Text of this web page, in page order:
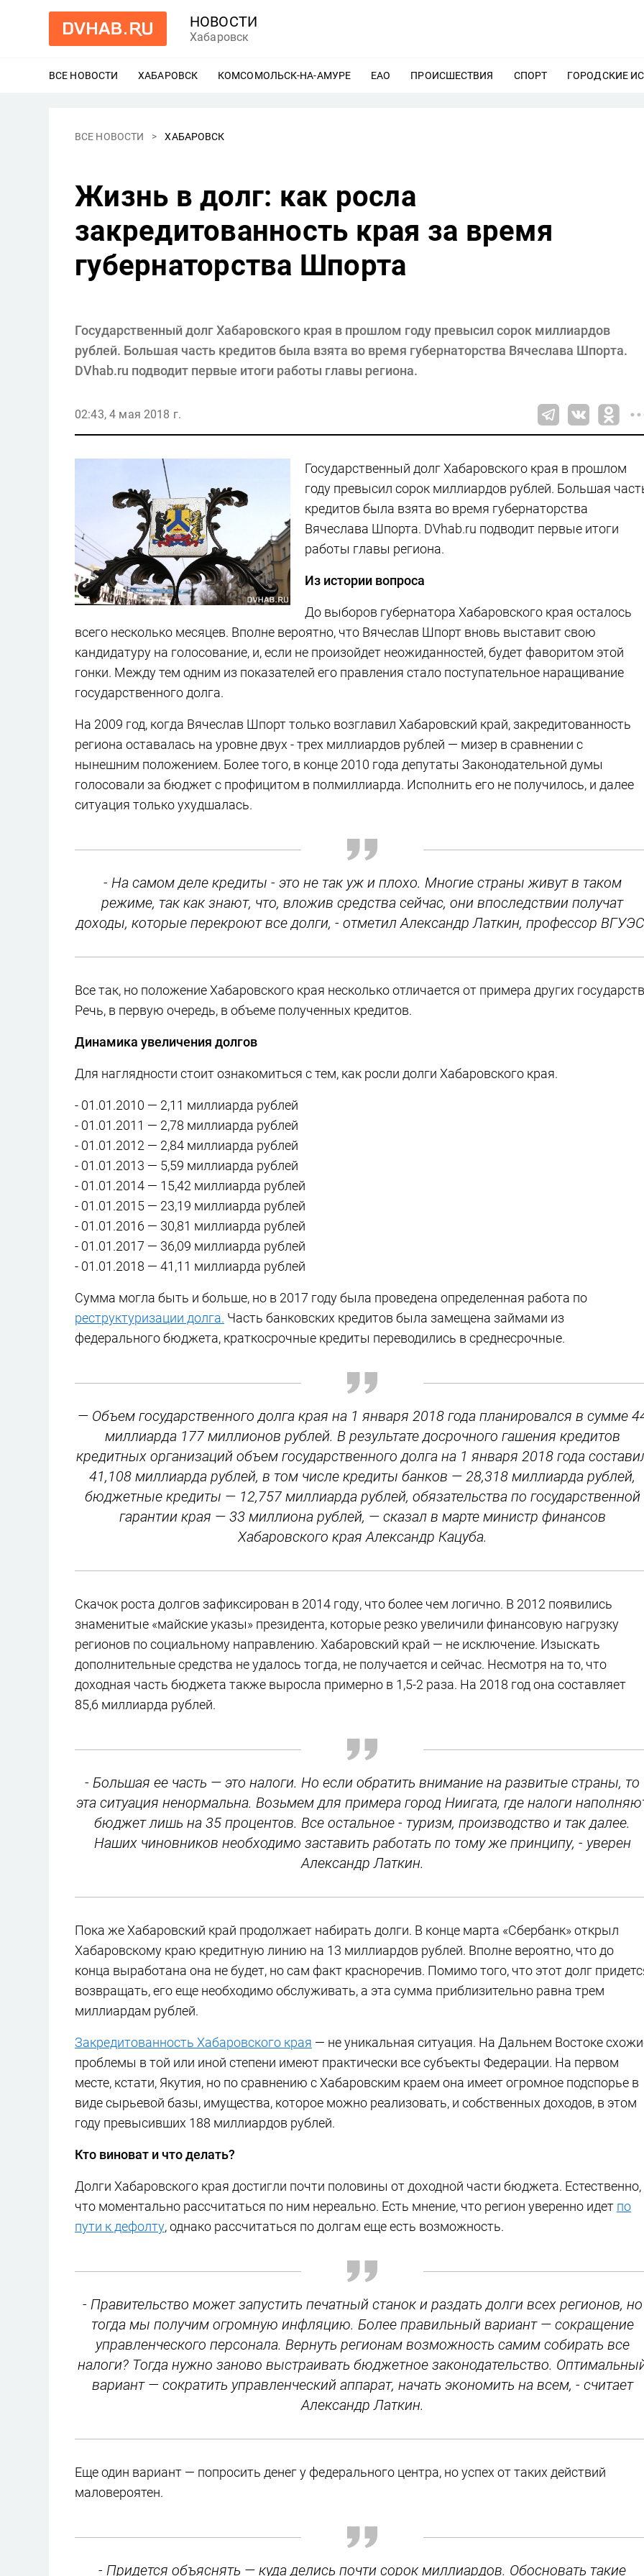
НОВОСТИ
Хабаровск
ВСЕ НОВОСТИ ХАБАРОВСК ЕЩЕ
КОМСОМОЛЬСК-НА-АМУРЕ ЕЩЕ
ЕАО ЕЩЕ
ПРОИСШЕСТВИЯ ЕЩЕ
СПОРТ ЕЩЕ
ГОРОДСКИЕ
ВСЕ НОВОСТИ ХАБАРОВСК
Жизнь в долг: как росла
закредитованность края за время
губернаторства Шпорта
Государственный долг Хабаровского края в прошлом году превысил сорок миллиардов
рублей. Большая часть кредитов была взята во время губернаторства Вячеслава Шпорта.
DVhab.ru подводит первые итоги работы главы региона.
02:43, 4 мая 2018 г.
Государственный долг Хабаровского края в прошлом
году превысил сорок миллиардов рублей. Большая
кредитов была взята во время губернаторства
Вячеслава Шпорта. DVhab.ru подводит первые итоги
работы главы региона.
Из истории вопроса
До выборов губернатора Хабаровского края осталось
всего несколько месяцев. Вполне вероятно, что Вячеслав Шпорт вновь выставит свою
кандидатуру на голосование, и, если не произойдет неожиданностей, будет фаворитом этой
гонки. Между тем одним из показателей его правления стало поступательное наращивание
государственного долга.
На 2009 год, когда Вячеслав Шпорт только возглавил Хабаровский край, закредитованность
региона оставалась на уровне двух - трех миллиардов рублей — мизер в сравнении с
нынешним положением. Более того, в конце 2010 года депутаты Законодательной думы
голосовали за бюджет с профицитом в полмиллиарда. Исполнить его не получилось, и далее
ситуация только ухудшалась.
- На самом деле кредиты - это не так уж и плохо. Многие страны живут в таком
режиме, так как знают, что, вложив средства сейчас, они впоследствии получат
доходы, которые перекроют все долги, - отметил Александр Латкин, профессор
Все так, но положение Хабаровского края несколько отличается от примера других
Речь, в первую очередь, в объеме полученных кредитов.
Динамика увеличения долгов
Для наглядности стоит ознакомиться с тем, как росли долги Хабаровского края.
- 01.01.2010 — 2,11 миллиарда рублей
- 01.01.2011 — 2,78 миллиарда рублей
- 01.01.2012 — 2,84 миллиарда рублей
- 01.01.2013 — 5,59 миллиарда рублей
- 01.01.2014 — 15,42 миллиарда рублей
- 01.01.2015 — 23,19 миллиарда рублей
- 01.01.2016 — 30,81 миллиарда рублей
- 01.01.2017 — 36,09 миллиарда рублей
- 01.01.2018 — 41,11 миллиарда рублей
Сумма могла быть и больше, но в 2017 году была проведена определенная работа по
реструктуризации долга. Часть банковских кредитов была замещена займами из
федерального бюджета, краткосрочные кредиты переводились в среднесрочные.
— Объем государственного долга края на 1 января 2018 года планировался в сумме
миллиарда 177 миллионов рублей. В результате досрочного гашения кредитов
кредитных организаций объем государственного долга на 1 января 2018 года
41,108 миллиарда рублей, в том числе кредиты банков — 28,318 миллиарда рублей,
бюджетные кредиты — 12,757 миллиарда рублей, обязательства по государственной
гарантии края — 33 миллиона рублей, — сказал в марте министр финансов
Хабаровского края Александр Кацуба.
Скачок роста долгов зафиксирован в 2014 году, что более чем логично. В 2012 появились
знаменитые «майские указы» президента, которые резко увеличили финансовую нагрузку
регионов по социальному направлению. Хабаровский край — не исключение. Изыскать
дополнительные средства не удалось тогда, не получается и сейчас. Несмотря на то, что
доходная часть бюджета также выросла примерно в 1,5-2 раза. На 2018 год она составляет
85,6 миллиарда рублей.
- Большая ее часть — это налоги. Но если обратить внимание на развитые страны, то
эта ситуация ненормальна. Возьмем для примера город Ниигата, где налоги
бюджет лишь на 35 процентов. Все остальное - туризм, производство и так далее.
Наших чиновников необходимо заставить работать по тому же принципу, - уверен
Александр Латкин.
Пока же Хабаровский край продолжает набирать долги. В конце марта «Сбербанк» открыл
Хабаровскому краю кредитную линию на 13 миллиардов рублей. Вполне вероятно, что до
конца выработана она не будет, но сам факт красноречив. Помимо того, что этот долг
возвращать, его еще необходимо обслуживать, а эта сумма приблизительно равна трем
миллиардам рублей.
Закредитованность Хабаровского края — не уникальная ситуация. На Дальнем Востоке
проблемы в той или иной степени имеют практически все субъекты Федерации. На первом
месте, кстати, Якутия, но по сравнению с Хабаровским краем она имеет огромное подспорье в
виде сырьевой базы, имущества, которое можно реализовать, и собственных доходов, в этом
году превысивших 188 миллиардов рублей.
Кто виноват и что делать?
Долги Хабаровского края достигли почти половины от доходной части бюджета. Естественно,
что моментально рассчитаться по ним нереально. Есть мнение, что регион уверенно идет по
пути к дефолту, однако рассчитаться по долгам еще есть возможность.
- Правительство может запустить печатный станок и раздать долги всех регионов, но
тогда мы получим огромную инфляцию. Более правильный вариант — сокращение
управленческого персонала. Вернуть регионам возможность самим собирать все
налоги? Тогда нужно заново выстраивать бюджетное законодательство.
вариант — сократить управленческий аппарат, начать экономить на всем, - считает
Александр Латкин.
Еще один вариант — попросить денег у федерального центра, но успех от таких действий
маловероятен.
- Придется объяснять — куда делись почти сорок миллиардов. Обосновать такие